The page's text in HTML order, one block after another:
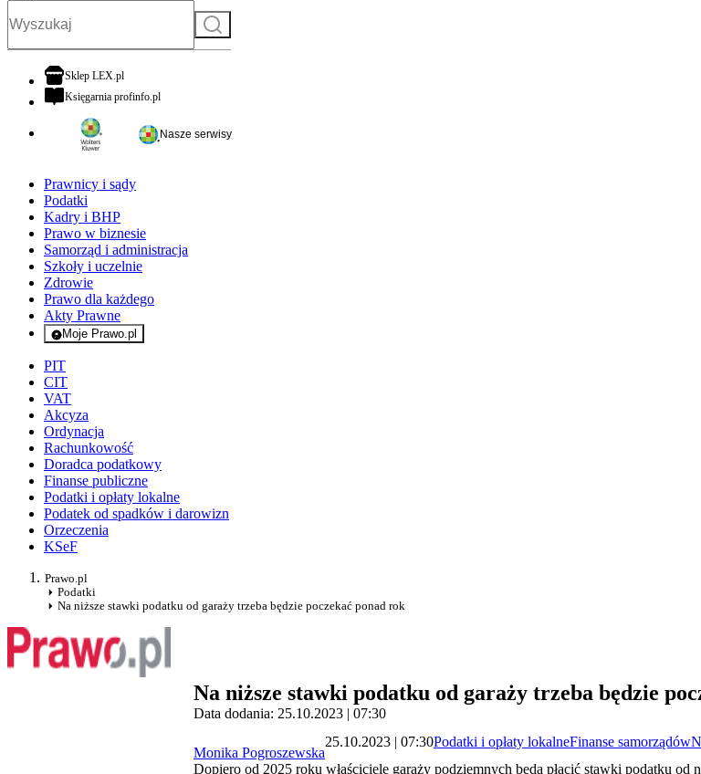
Szukaj
Sklep LEX.plotwiera się w nowej karcie
Księgarnia profinfo.plotwiera się w nowej karcie
Nasze serwisy
Prawnicy i sądy
Podatki
Kadry i BHP
Prawo w biznesie
Samorząd i administracja
Szkoły i uczelnie
Zdrowie
Prawo dla każdego
Akty Prawne
Moje Prawo.pl
- rejestracja i logowanie do serwisu
PIT
CIT
VAT
Akcyza
Ordynacja
Rachunkowość
Doradca podatkowy
Finanse publiczne
Podatki i opłaty lokalne
Podatek od spadków i darowizn
Orzeczenia
KSeF
Prawo.pl
Podatki
Na niższe stawki podatku od garaży trzeba będzie poczekać ponad rok
Na niższe stawki podatku od garaży trzeba będzie
Data dodania: 25.10.2023 | 07:30
Monika Pogroszewska
25.10.2023 | 07:30Podatki i opłaty lokalneFinanse samorządów
Dopiero od 2025 roku właściciele garaży podziemnych będą płacić stawki podatku od